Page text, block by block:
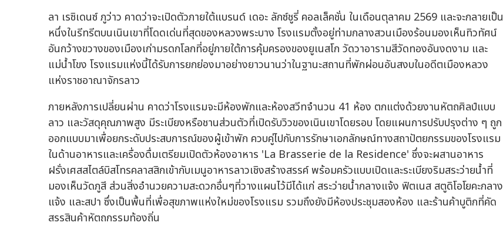
ลา เรซิเดนซ์ ภูว่าว คาดว่าจะเปิดตัวภายใต้แบรนด์ เดอะ ลักซ์ชูรี่ คอลเล็คชั่น ในเดือนตุลาคม 2569 และจะกลายเป็น
หนึ่งในรีทรีตบนเนินเขาที่โดดเด่นที่สุดของหลวงพระบาง โรงแรมตั้งอยู่ท่ามกลางสวนเมืองร้อนมองเห็นทิวทัศน์
อันกว้างขวางของเมืองเก่ามรดกโลกที่อยู่ภายใต้การคุ้มครองของยูเนสโก วัดวาอารามสีวัดทองอันงดงาม และ
แม่น้ำโขง โรงแรมแห่งนี้ได้รับการยกย่องมาอย่างยาวนานว่าในฐานะสถานที่พักผ่อนอันสงบในอดีตเมืองหลวง
แห่งราชอาณาจักรลาว
ภายหลังการเปลี่ยนผ่าน คาดว่าโรงแรมจะมีห้องพักและห้องสวีทจำนวน 41 ห้อง ตกแต่งด้วยงานหัตถศิลป์แบบ
ลาว และวัสดุคุณภาพสูง มีระเบียงหรือชานส่วนตัวที่เปิดรับวิวของเนินเขาโดยรอบ โดยแผนการปรับปรุงต่าง ๆ ถูก
ออกแบบมาเพื่อยกระดับประสบการณ์ของผู้เข้าพัก ควบคู่ไปกับการรักษาเอกลักษณ์ทางสถาปัตยกรรมของโรงแรม
ในด้านอาหารและเครื่องดื่มเตรียมเปิดตัวห้องอาหาร 'La Brasserie de la Residence' ซึ่งจะผสานอาหาร
ฝรั่งเศสสไตล์บิสโทรคลาสสิกเข้ากับเมนูอาหารลาวเชิงสร้างสรรค์ พร้อมครัวแบบเปิดและระเบียงริมสระว่ายน้ำที่
มองเห็นวัดภูสี ส่วนสิ่งอำนวยความสะดวกอื่นๆที่วางแผนไว้มีได้แก่ สระว่ายน้ำกลางแจ้ง ฟิตเนส สตูดิโอโยคะกลาง
แจ้ง และสปา ซึ่งเป็นพื้นที่เพื่อสุขภาพแห่งใหม่ของโรงแรม รวมถึงยังมีห้องประชุมสองห้อง และร้านค้าบูติกที่คัด
สรรสินค้าหัตถกรรมท้องถิ่น